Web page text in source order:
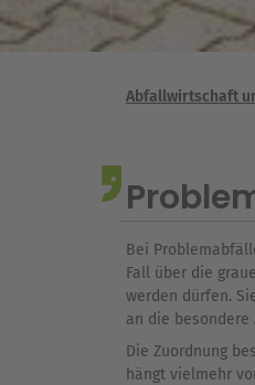
Abfallwirtschaft
Bei
Fall über die
werden dürfen.
an die
Die Zuordnung
hängt vielmehr